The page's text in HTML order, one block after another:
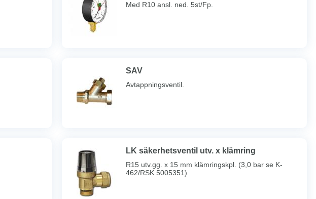
Med R10 ansl. ned. 5st/Fp.
SAV
Avtappningsventil.
LK säkerhetsventil utv. x klämring
R15 utv.gg. x 15 mm klämringskpl. (3,0 bar se K-
462/RSK 5005351)